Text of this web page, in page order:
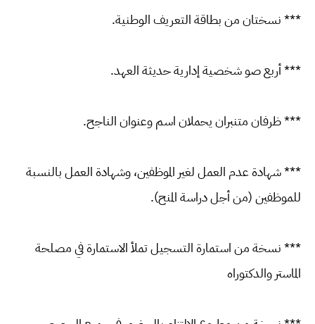
*** نسختان من بطاقة التعريف الوطنية.
*** أربع صو شخصية إدارية حديثة العهد.
*** ظرفان متنبران يحملان اسم وعنوان الناجح.
*** شهادة عدم العمل لغير الموظفين، وشهادة العمل بالنسبة
للموظفين (من أجل دراسة المنح).
*** نسخة من استمارة التسجيل تملأ الاستمارة في مصلحة
الماستر والدكتوراه